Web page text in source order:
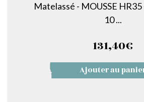
Matelassé - MOUSSE HR35
10 ...
131,40€
Ajouter au